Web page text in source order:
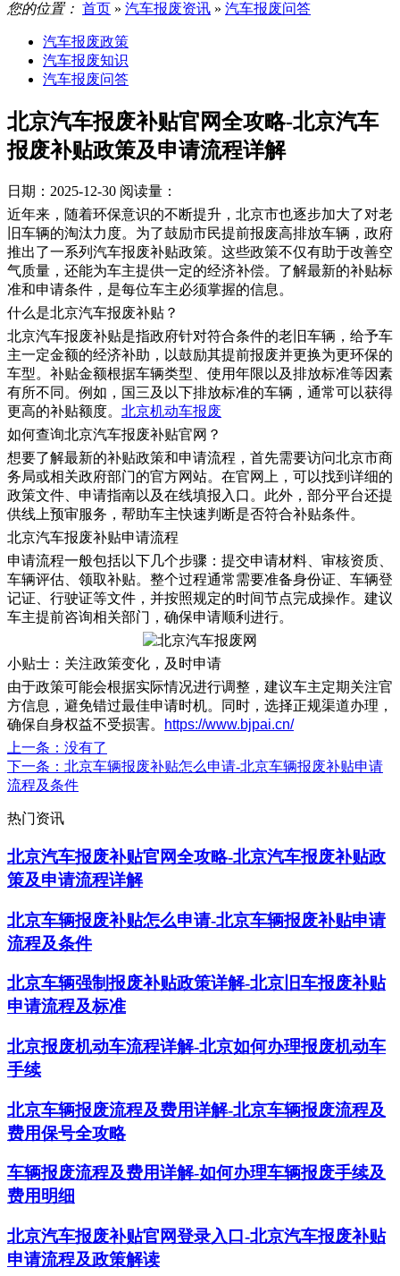
您的位置： 首页 » 汽车报废资讯 » 汽车报废问答
汽车报废政策
汽车报废知识
汽车报废问答
北京汽车报废补贴官网全攻略-北京汽车
报废补贴政策及申请流程详解
日期：2025-12-30 阅读量：
近年来，随着环保意识的不断提升，北京市也逐步加大了对老
旧车辆的淘汰力度。为了鼓励市民提前报废高排放车辆，政府
推出了一系列汽车报废补贴政策。这些政策不仅有助于改善空
气质量，还能为车主提供一定的经济补偿。了解最新的补贴标
准和申请条件，是每位车主必须掌握的信息。
什么是北京汽车报废补贴？
北京汽车报废补贴是指政府针对符合条件的老旧车辆，给予车
主一定金额的经济补助，以鼓励其提前报废并更换为更环保的
车型。补贴金额根据车辆类型、使用年限以及排放标准等因素
有所不同。例如，国三及以下排放标准的车辆，通常可以获得
更高的补贴额度。 北京机动车报废
如何查询北京汽车报废补贴官网？
想要了解最新的补贴政策和申请流程，首先需要访问北京市商
务局或相关政府部门的官方网站。在官网上，可以找到详细的
政策文件、申请指南以及在线填报入口。此外，部分平台还提
供线上预审服务，帮助车主快速判断是否符合补贴条件。
北京汽车报废补贴申请流程
申请流程一般包括以下几个步骤：提交申请材料、审核资质、
车辆评估、领取补贴。整个过程通常需要准备身份证、车辆登
记证、行驶证等文件，并按照规定的时间节点完成操作。建议
车主提前咨询相关部门，确保申请顺利进行。
小贴士：关注政策变化，及时申请
由于政策可能会根据实际情况进行调整，建议车主定期关注官
方信息，避免错过最佳申请时机。同时，选择正规渠道办理，
确保自身权益不受损害。
https://www.bjpai.cn/
上一条 ：没有了
下一条 ：北京车辆报废补贴怎么申请-北京车辆报废补贴申请
流程及条件
热门资讯
北京汽车报废补贴官网全攻略-北京汽车报废补贴政
策及申请流程详解
北京车辆报废补贴怎么申请-北京车辆报废补贴申请
流程及条件
北京车辆强制报废补贴政策详解-北京旧车报废补贴
申请流程及标准
北京报废机动车流程详解-北京如何办理报废机动车
手续
北京车辆报废流程及费用详解-北京车辆报废流程及
费用保号全攻略
车辆报废流程及费用详解-如何办理车辆报废手续及
费用明细
北京汽车报废补贴官网登录入口-北京汽车报废补贴
申请流程及政策解读